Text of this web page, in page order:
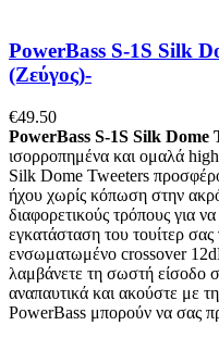
PowerBass S-1S Silk
(Ζεύγος)-
€49.50
PowerBass S-1S Silk
ισορροπημένα και ομαλά
Silk Dome Tweeters
ήχου χωρίς κόπωση στην
διαφορετικούς τρόπους για
εγκατάσταση του τουίτερ
ενσωματωμένο crossover
λαμβάνετε τη σωστή είσοδο
αναπαυτικά και ακούστε με
PowerBass μπορούν να σας